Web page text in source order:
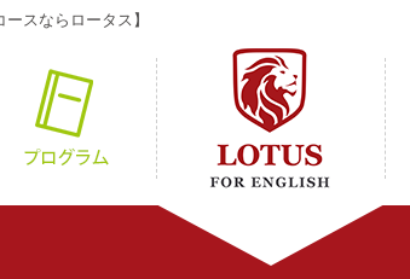
スならロータス】
ロータス？ プログラム